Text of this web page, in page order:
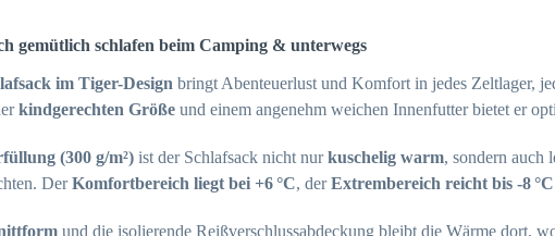
gemütlich schlafen beim Camping & unterwegs
im Tiger-Design bringt Abenteuerlust und Komfort in jedes Zeltlager,
kindgerechten Größe und einem angenehm weichen Innenfutter bietet er
(300 g/m²) ist der Schlafsack nicht nurkuschelig warm, sondern auch
DerKomfortbereich liegt bei +6 °C, derExtrembereich reicht bis -8 °C
und die isolierende Reißverschlussabdeckung bleibt die Wärme dort,